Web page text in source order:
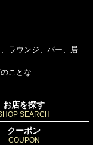
ラウンジ、バー、居
ことな
お店を探す
SEARCH
クーポン
COUPON